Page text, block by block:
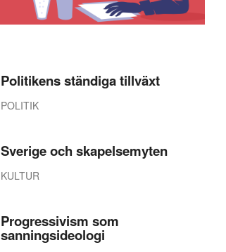
Politikens ständiga tillväxt
POLITIK
Sverige och skapelsemyten
KULTUR
Progressivism som
sanningsideologi